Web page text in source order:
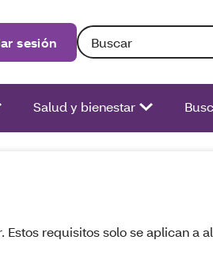
sesión Búsqueda: Si ingresa
Salud y bienestar
requisitos solo se aplican a